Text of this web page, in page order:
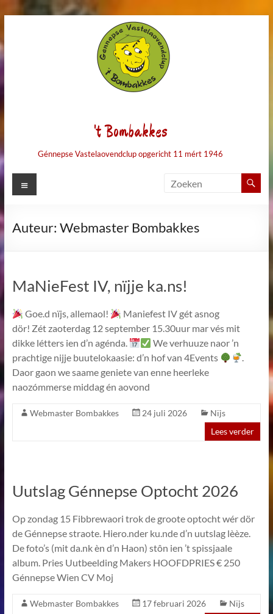
de
inhoud
't Bombakkes
Génnepse Vastelaovendclup opgericht 11 mért 1946
Menu
Auteur: Webmaster Bombakkes
MaNieFest IV, nïjje ka.ns!
Goe.d nïjs, allemaol!
Maniefest IV gét asnog
dör! Zét zaoterdag 12 september 15.30uur mar vés mit
dikke létters ien d’n agénda.
We verhuuze naor ’n
prachtige nijje buutelokaasie: d’n hof van 4Events
.
Daor gaon we saame geniete van enne heerleke
naozómmerse middag én aovond
Webmaster Bombakkes 24 juli 2026
Nïjs
Lees verder
Uutslag Génnepse Optocht 2026
Op zondag 15 Fibbrewaori trok de groote optocht wér dör
de Génnepse straote. Hiero.nder ku.nde d’n uutslag lèèze.
De foto’s (mit da.nk èn d’n Haon) stôn ien ’t spissjaale
album. Pries Uutbeelding Makers HOOFDPRIES € 250
Génnepse Wien CV Moj
Webmaster Bombakkes 17 februari 2026
Nïjs